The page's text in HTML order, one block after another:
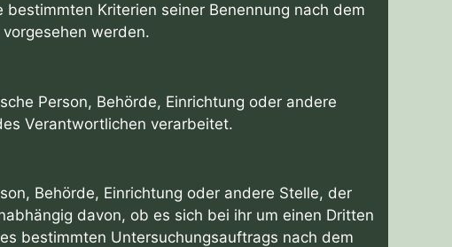
Kriterien seiner Benennung nach dem
werden.
Person, Behörde, Einrichtung oder andere
Verantwortlichen verarbeitet.
Behörde, Einrichtung oder andere Stelle, der
davon, ob es sich bei ihr um einen Dritten
bestimmten Untersuchungsauftrags nach dem